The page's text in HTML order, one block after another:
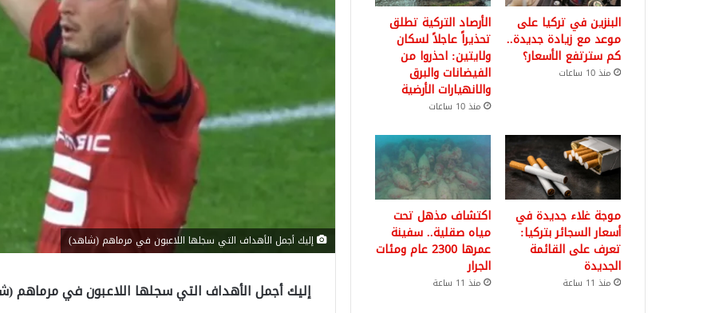
إليك أجمل الأهداف التي سجلها اللاعبون في مرماهم (شاهد)
إليك أجمل الأهداف التي سجلها اللاعبون في مرماهم
البنزين في تركيا على
موعد مع زيادة جديدة..
كم سترتفع الأسعار؟
منذ 10 ساعات
الأرصاد التركية تطلق
تحذيراً عاجلاً لسكان
ولايتين: احذروا من
الفيضانات والبرق
والانهيارات الأرضية
منذ 10 ساعات
موجة غلاء جديدة في
أسعار السجائر بتركيا:
تعرف على القائمة
الجديدة
منذ 11 ساعة
اكتشاف مذهل تحت
مياه صقلية.. سفينة
عمرها 2300 عام ومئات
الجرار
منذ 11 ساعة